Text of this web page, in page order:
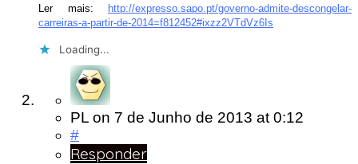
Ler mais: http://expresso.sapo.pt/governo-admite-descongelar-
carreiras-a-partir-de-2014=f812452#ixzz2VTdVz6Is
Loading...
PL on 7 de Junho de 2013 at 0:12
#
Responder